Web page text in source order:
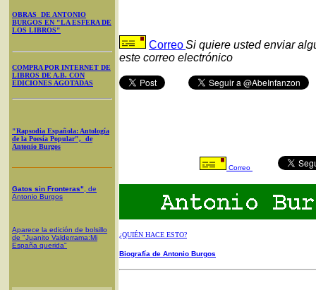
OBRAS DE ANTONIO
BURGOS EN "LA ESFERA DE
LOS LIBROS"
COMPRA POR INTERNET DE
LIBROS DE A.B. CON
EDICIONES AGOTADAS
"Rapsodia Española: Antología
de la Poesía Popular", de
Antonio Burgos
Gatos sin Fronteras" , de
Antonio Burgos
Aparece la edición de bolsillo
de "Juanito Valderrama:Mi
España querida"
CorreoSi quiere usted enviar
este correo electrónico
Correo
¿QUIÉN HACE ESTO?
Biografía de Antonio Burgos